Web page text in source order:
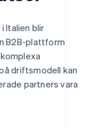
Italien blir
B2B-plattform
driftsmodell kan
partners vara